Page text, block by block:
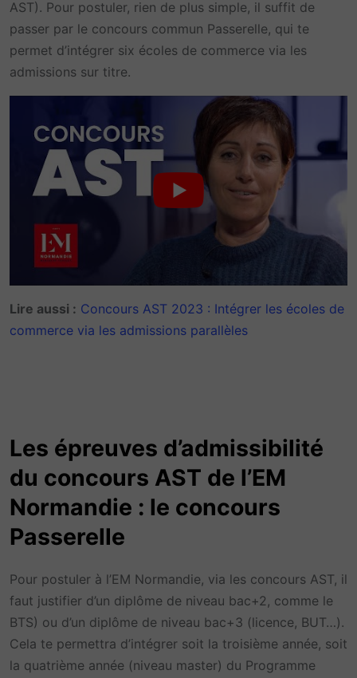
AST). Pour postuler, rien de plus simple, il suffit de
passer par le concours commun Passerelle, qui te
permet d’intégrer six écoles de commerce via les
admissions sur titre.
Lire aussi : Concours AST 2023 : Intégrer les écoles de
commerce via les admissions parallèles
Les épreuves d’admissibilité
du concours AST de l’EM
Normandie : le concours
Passerelle
Pour postuler à l’EM Normandie, via les concours AST, il
faut justifier d’un diplôme de niveau bac+2, comme le
BTS) ou d’un diplôme de niveau bac+3 (licence, BUT…).
Cela te permettra d’intégrer soit la troisième année, soit
la quatrième année (niveau master) du Programme